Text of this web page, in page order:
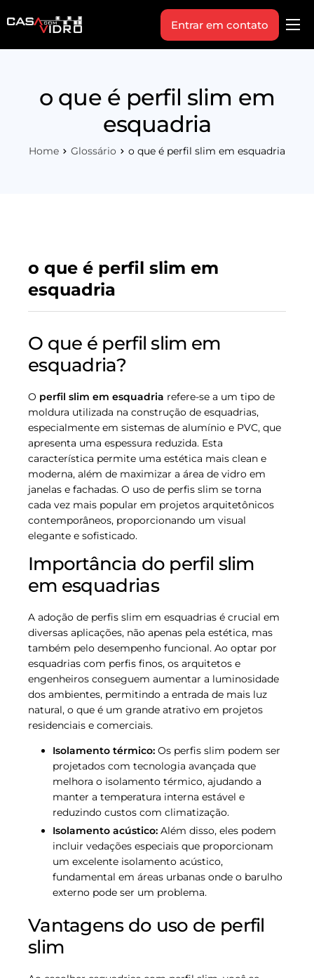
Produtos
Indique+
Entrar em contato
o que é perfil slim em
esquadria
Home Glossário o que é perfil slim em esquadria
o que é perfil slim em
esquadria
O que é perfil slim em
esquadria?
O perfil slim em esquadria refere-se a um tipo de
moldura utilizada na construção de esquadrias,
especialmente em sistemas de alumínio e PVC, que
apresenta uma espessura reduzida. Esta
característica permite uma estética mais clean e
moderna, além de maximizar a área de vidro em
janelas e fachadas. O uso de perfis slim se torna
cada vez mais popular em projetos arquitetônicos
contemporâneos, proporcionando um visual
elegante e sofisticado.
Importância do perfil slim
em esquadrias
A adoção de perfis slim em esquadrias é crucial em
diversas aplicações, não apenas pela estética, mas
também pelo desempenho funcional. Ao optar por
esquadrias com perfis finos, os arquitetos e
engenheiros conseguem aumentar a luminosidade
dos ambientes, permitindo a entrada de mais luz
natural, o que é um grande atrativo em projetos
residenciais e comerciais.
Isolamento térmico: Os perfis slim podem ser
projetados com tecnologia avançada que
melhora o isolamento térmico, ajudando a
manter a temperatura interna estável e
reduzindo custos com climatização.
Isolamento acústico: Além disso, eles podem
incluir vedações especiais que proporcionam
um excelente isolamento acústico,
fundamental em áreas urbanas onde o barulho
externo pode ser um problema.
Vantagens do uso de perfil
slim